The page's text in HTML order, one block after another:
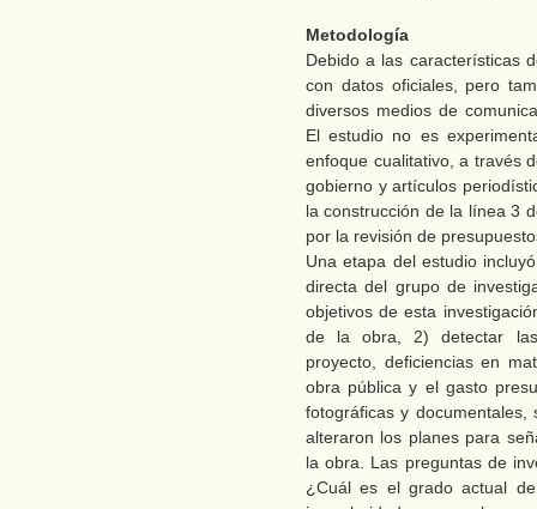
Metodología
Debido a las características
con datos oficiales, pero
diversos medios de
El estudio no es
enfoque cualitativo, a través
gobierno y artículos
la construcción de la línea 3
por la revisión de
Una etapa del estudio
directa del grupo de
objetivos de esta
de la obra, 2) detectar
proyecto, deficiencias en
obra pública y el gasto
fotográficas y
alteraron los planes para
la obra. Las preguntas de
¿Cuál es el grado actual